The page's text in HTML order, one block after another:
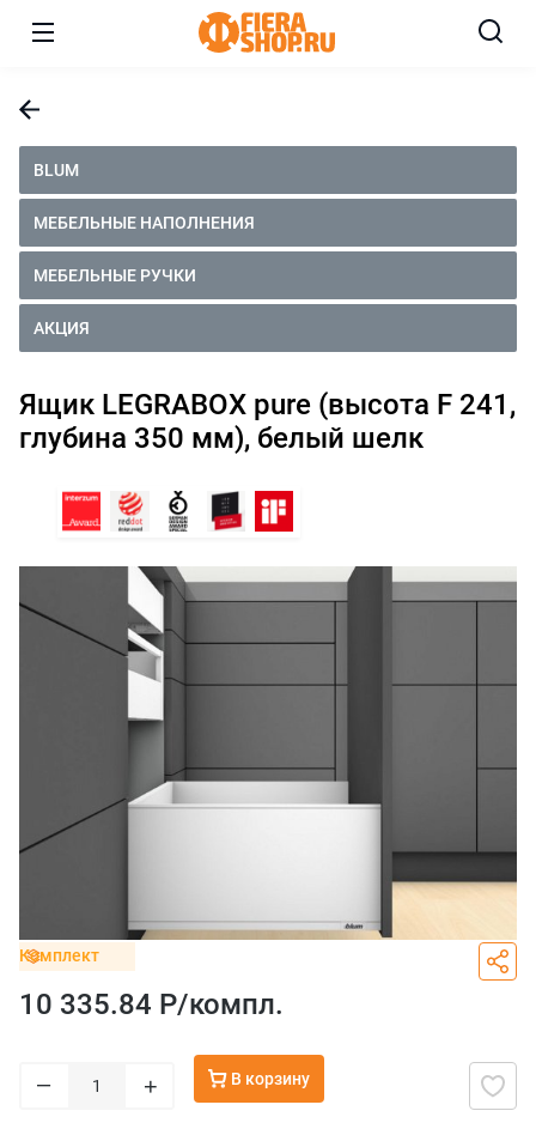
BLUM
МЕБЕЛЬНЫЕ НАПОЛНЕНИЯ
МЕБЕЛЬНЫЕ РУЧКИ
АКЦИЯ
Ящик LEGRABOX pure (высота F 241,
глубина 350 мм), белый шелк
Комплект
10 335.84 Р/компл.
– + В корзину